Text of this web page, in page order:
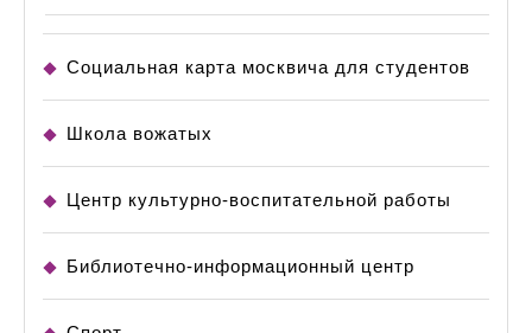
Социальная карта москвича для студентов
Школа вожатых
Центр культурно-воспитательной работы
Библиотечно-информационный центр